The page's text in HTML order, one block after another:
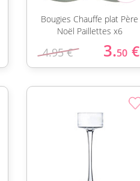
Bougies Chauffe plat Père
Noël Paillettes x6
4.95 € 3.50 €